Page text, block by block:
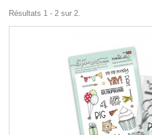
Résultats 1 - 2 sur 2.